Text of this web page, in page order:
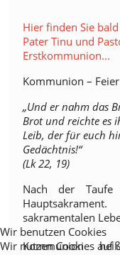
Hier finden Sie
Pater Tinu und
Erstkommunion...
Kommunion –
„Und er nahm das
Brot und reichte es
Leib, der für euch
Gedächtnis!“
(Lk 22, 19)
Nach der
sakramentalen
Kommunion
Wir benutzen Cookies
Wir nutzen Cookies auf